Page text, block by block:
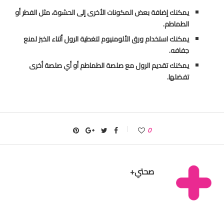
يمكنك إضافة بعض المكونات الأخرى إلى الحشوة، مثل الفطر أو
الطماطم.
يمكنك استخدام ورق الألومنيوم لتغطية الرول أثناء الخبز لمنع
جفافه.
يمكنك تقديم الرول مع صلصة الطماطم أو أي صلصة أخرى
تفضلها.
0
صحتي+